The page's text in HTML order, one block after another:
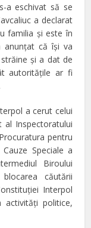
a eschivat să se
a declarat
familia și este în
anunțat că își va
și a dat de
autoritățile ar fi
a cerut celui
al Inspectoratului
pentru
Speciale a
Biroului
căutării
Interpol
activități politice,